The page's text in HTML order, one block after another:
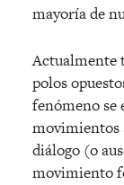
mayoría de
Actualmente
polos
fenómeno se
movimientos
diálogo (o
movimiento